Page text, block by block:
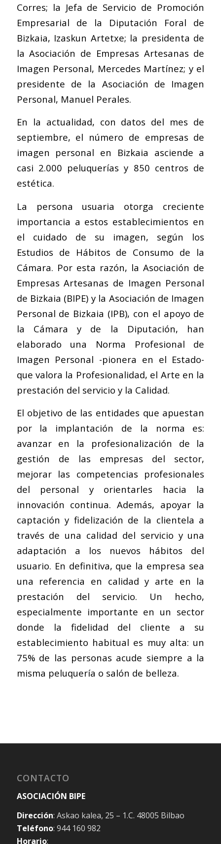
Corres; la Jefa de Servicio de Promoción
Empresarial de la Diputación Foral de
Bizkaia, Izaskun Artetxe; la presidenta de
la Asociación de Empresas Artesanas de
Imagen Personal, Mercedes Martínez; y el
presidente de la Asociación de Imagen
Personal, Manuel Perales.
En la actualidad, con datos del mes de
septiembre, el número de empresas de
imagen personal en Bizkaia asciende a
casi 2.000 peluquerías y 850 centros de
estética.
La persona usuaria otorga creciente
importancia a estos establecimientos en
el cuidado de su imagen, según los
Estudios de Hábitos de Consumo de la
Cámara. Por esta razón, la Asociación de
Empresas Artesanas de Imagen Personal
de Bizkaia (BIPE) y la Asociación de Imagen
Personal de Bizkaia (IPB), con el apoyo de
la Cámara y de la Diputación, han
elaborado una Norma Profesional de
Imagen Personal -pionera en el Estado-
que valora la Profesionalidad, el Arte en la
prestación del servicio y la Calidad.
El objetivo de las entidades que apuestan
por la implantación de la norma es:
avanzar en la profesionalización de la
gestión de las empresas del sector,
mejorar las competencias profesionales
del personal y orientarles hacia la
innovación continua. Además, apoyar la
captación y fidelización de la clientela a
través de una calidad del servicio y una
adaptación a los nuevos hábitos del
usuario. En definitiva, que la empresa sea
una referencia en calidad y arte en la
prestación del servicio. Un hecho,
especialmente importante en un sector
donde la fidelidad del cliente a su
establecimiento habitual es muy alta: un
75% de las personas acude siempre a la
misma peluquería o salón de belleza.
CONTACTO
ASOCIACIÓN BIPE
Dirección: Askao kalea, 25 – 1.C. 48005 Bilbao
Teléfono: 944 160 982
Horario: